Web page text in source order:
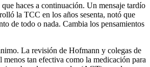
haces a continuación. Un mensaje tardío
la TCC en los años sesenta, notó que
de todo o nada. Cambia los pensamientos
La revisión de Hofmann y colegas de
tan efectiva como la medicación para